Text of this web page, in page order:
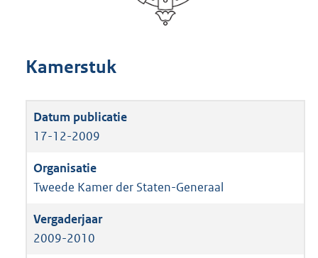
Kamerstuk
17-12-2009
Tweede Kamer der Staten-Generaal
2009-2010